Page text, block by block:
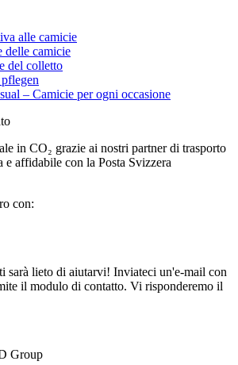
alle camicie
delle camicie
del colletto
– Camicie per ogni occasione
in CO₂ grazie ai nostri partner di trasporto
e affidabile con la Posta Svizzera
con:
sarà lieto di aiutarvi! Inviateci un'e-mail con
il modulo di contatto. Vi risponderemo il
Group